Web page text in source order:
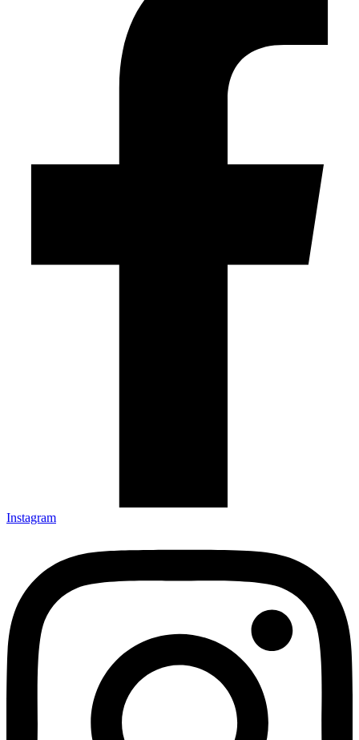
Instagram